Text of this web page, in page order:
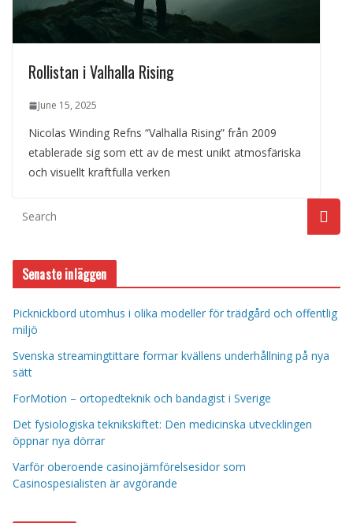
Rollistan i Valhalla Rising
June 15, 2025
Nicolas Winding Refns “Valhalla Rising” från 2009
etablerade sig som ett av de mest unikt atmosfäriska
och visuellt kraftfulla verken
Senaste inläggen
Picknickbord utomhus i olika modeller för trädgård och offentlig
miljö
Svenska streamingtittare formar kvällens underhållning på nya
sätt
ForMotion – ortopedteknik och bandagist i Sverige
Det fysiologiska teknikskiftet: Den medicinska utvecklingen
öppnar nya dörrar
Varför oberoende casinojämförelsesidor som
Casinospesialisten är avgörande